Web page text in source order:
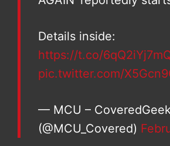
Details inside:
https://t.co/
pic.twitter.com/
— MCU –
(@MCU_Covered)